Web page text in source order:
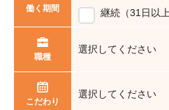
働く期間 継続（31日以上
職種
選択してください
こだわり
選択してください